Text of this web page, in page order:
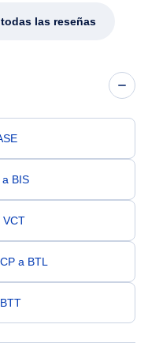
todas las reseñas
BIS
VCT
a BTL